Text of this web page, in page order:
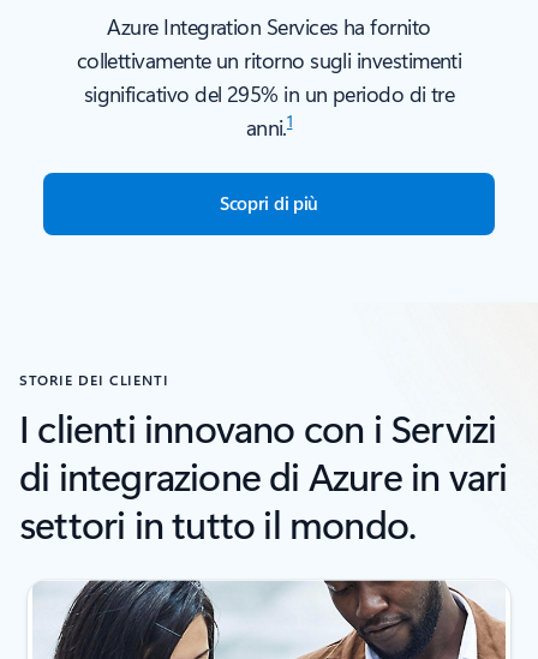
Azure Integration Services ha fornito
collettivamente un ritorno sugli investimenti
significativo del 295% in un periodo di tre
anni.1
Scopri di più
STORIE DEI CLIENTI
I clienti innovano con i Servizi
di integrazione di Azure in vari
settori in tutto il mondo.
Visualizzazione della diapositiva 1 di 3